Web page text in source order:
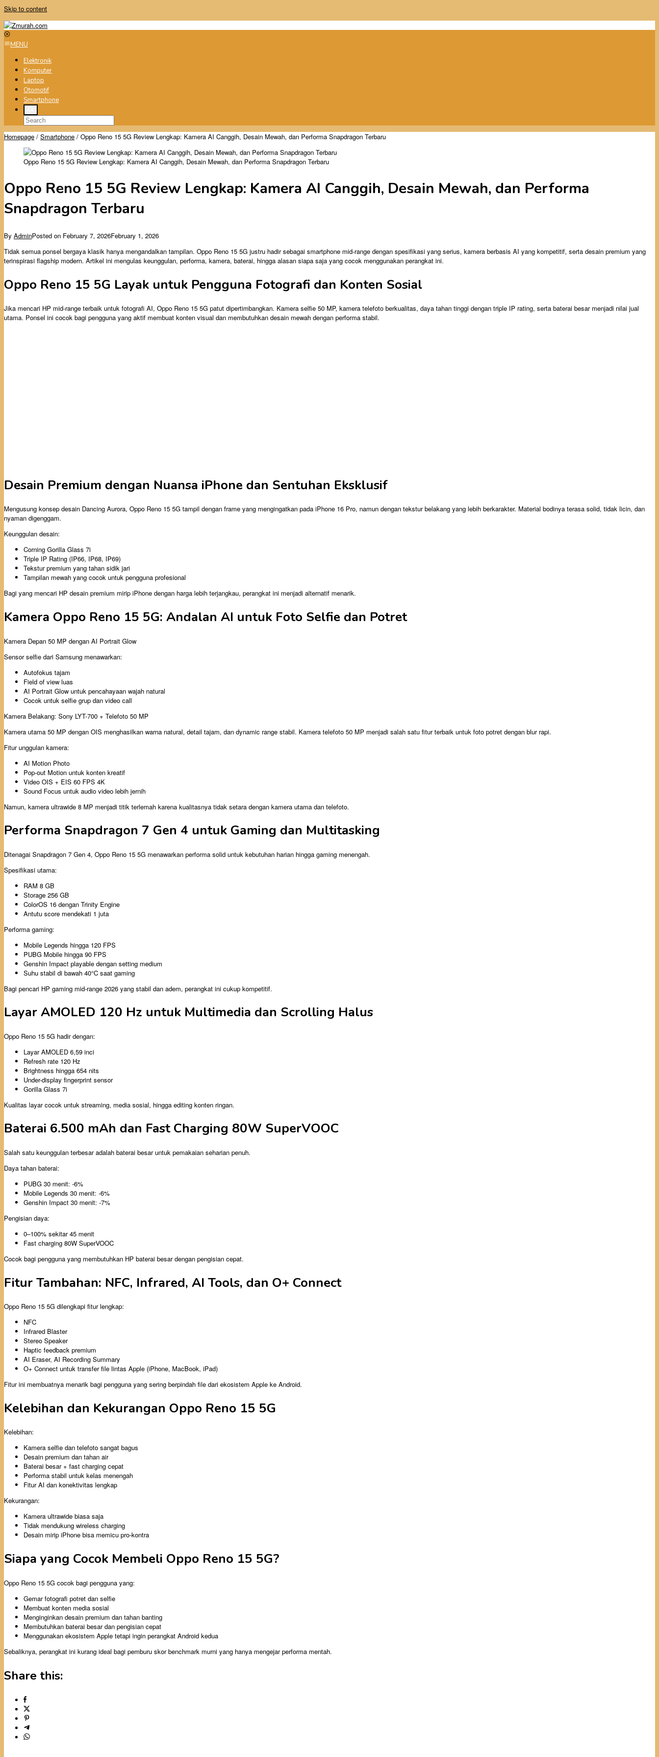
Skip to content
MENU
Elektronik
Komputer
Laptop
Otomotif
Smartphone
Homepage / Smartphone / Oppo Reno 15 5G Review Lengkap: Kamera AI Canggih, Desain Mewah, dan Performa Snapdragon Terbaru
Oppo Reno 15 5G Review Lengkap: Kamera AI Canggih, Desain Mewah, dan Performa Snapdragon Terbaru
Oppo Reno 15 5G Review Lengkap: Kamera AI Canggih, Desain Mewah, dan Performa
Snapdragon Terbaru
By AdminPosted on February 7, 2026February 1, 2026
Tidak semua ponsel bergaya klasik hanya mengandalkan tampilan. Oppo Reno 15 5G justru hadir sebagai smartphone mid-range dengan spesifikasi yang serius, kamera berbasis AI yang kompetitif, serta desain premium yang
terinspirasi flagship modern. Artikel ini mengulas keunggulan, performa, kamera, baterai, hingga alasan siapa saja yang cocok menggunakan perangkat ini.
Oppo Reno 15 5G Layak untuk Pengguna Fotografi dan Konten Sosial
Jika mencari HP mid-range terbaik untuk fotografi AI, Oppo Reno 15 5G patut dipertimbangkan. Kamera selfie 50 MP, kamera telefoto berkualitas, daya tahan tinggi dengan triple IP rating, serta baterai besar menjadi nilai jual
utama. Ponsel ini cocok bagi pengguna yang aktif membuat konten visual dan membutuhkan desain mewah dengan performa stabil.
Desain Premium dengan Nuansa iPhone dan Sentuhan Eksklusif
Mengusung konsep desain Dancing Aurora, Oppo Reno 15 5G tampil dengan frame yang mengingatkan pada iPhone 16 Pro, namun dengan tekstur belakang yang lebih berkarakter. Material bodinya terasa solid, tidak licin, dan
nyaman digenggam.
Keunggulan desain:
Corning Gorilla Glass 7i
Triple IP Rating (IP66, IP68, IP69)
Tekstur premium yang tahan sidik jari
Tampilan mewah yang cocok untuk pengguna profesional
Bagi yang mencari HP desain premium mirip iPhone dengan harga lebih terjangkau, perangkat ini menjadi alternatif menarik.
Kamera Oppo Reno 15 5G: Andalan AI untuk Foto Selfie dan Potret
Kamera Depan 50 MP dengan AI Portrait Glow
Sensor selfie dari Samsung menawarkan:
Autofokus tajam
Field of view luas
AI Portrait Glow untuk pencahayaan wajah natural
Cocok untuk selfie grup dan video call
Kamera Belakang: Sony LYT-700 + Telefoto 50 MP
Kamera utama 50 MP dengan OIS menghasilkan warna natural, detail tajam, dan dynamic range stabil. Kamera telefoto 50 MP menjadi salah satu fitur terbaik untuk foto potret dengan blur rapi.
Fitur unggulan kamera:
AI Motion Photo
Pop-out Motion untuk konten kreatif
Video OIS + EIS 60 FPS 4K
Sound Focus untuk audio video lebih jernih
Namun, kamera ultrawide 8 MP menjadi titik terlemah karena kualitasnya tidak setara dengan kamera utama dan telefoto.
Performa Snapdragon 7 Gen 4 untuk Gaming dan Multitasking
Ditenagai Snapdragon 7 Gen 4, Oppo Reno 15 5G menawarkan performa solid untuk kebutuhan harian hingga gaming menengah.
Spesifikasi utama:
RAM 8 GB
Storage 256 GB
ColorOS 16 dengan Trinity Engine
Antutu score mendekati 1 juta
Performa gaming:
Mobile Legends hingga 120 FPS
PUBG Mobile hingga 90 FPS
Genshin Impact playable dengan setting medium
Suhu stabil di bawah 40°C saat gaming
Bagi pencari HP gaming mid-range 2026 yang stabil dan adem, perangkat ini cukup kompetitif.
Layar AMOLED 120 Hz untuk Multimedia dan Scrolling Halus
Oppo Reno 15 5G hadir dengan:
Layar AMOLED 6,59 inci
Refresh rate 120 Hz
Brightness hingga 654 nits
Under-display fingerprint sensor
Gorilla Glass 7i
Kualitas layar cocok untuk streaming, media sosial, hingga editing konten ringan.
Baterai 6.500 mAh dan Fast Charging 80W SuperVOOC
Salah satu keunggulan terbesar adalah baterai besar untuk pemakaian seharian penuh.
Daya tahan baterai:
PUBG 30 menit: -6%
Mobile Legends 30 menit: -6%
Genshin Impact 30 menit: -7%
Pengisian daya:
0–100% sekitar 45 menit
Fast charging 80W SuperVOOC
Cocok bagi pengguna yang membutuhkan HP baterai besar dengan pengisian cepat.
Fitur Tambahan: NFC, Infrared, AI Tools, dan O+ Connect
Oppo Reno 15 5G dilengkapi fitur lengkap:
NFC
Infrared Blaster
Stereo Speaker
Haptic feedback premium
AI Eraser, AI Recording Summary
O+ Connect untuk transfer file lintas Apple (iPhone, MacBook, iPad)
Fitur ini membuatnya menarik bagi pengguna yang sering berpindah file dari ekosistem Apple ke Android.
Kelebihan dan Kekurangan Oppo Reno 15 5G
Kelebihan:
Kamera selfie dan telefoto sangat bagus
Desain premium dan tahan air
Baterai besar + fast charging cepat
Performa stabil untuk kelas menengah
Fitur AI dan konektivitas lengkap
Kekurangan:
Kamera ultrawide biasa saja
Tidak mendukung wireless charging
Desain mirip iPhone bisa memicu pro-kontra
Siapa yang Cocok Membeli Oppo Reno 15 5G?
Oppo Reno 15 5G cocok bagi pengguna yang:
Gemar fotografi potret dan selfie
Membuat konten media sosial
Menginginkan desain premium dan tahan banting
Membutuhkan baterai besar dan pengisian cepat
Menggunakan ekosistem Apple tetapi ingin perangkat Android kedua
Sebaliknya, perangkat ini kurang ideal bagi pemburu skor benchmark murni yang hanya mengejar performa mentah.
Share this: